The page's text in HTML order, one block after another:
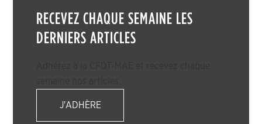
RECEVEZ CHAQUE SEMAINE LES
DERNIERS ARTICLES
J'ADHÈRE